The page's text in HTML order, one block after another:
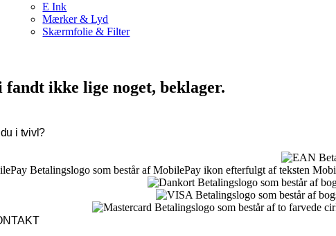
E Ink
Mærker & Lyd
Skærmfolie & Filter
fandt ikke lige noget, beklager.
i tvivl?